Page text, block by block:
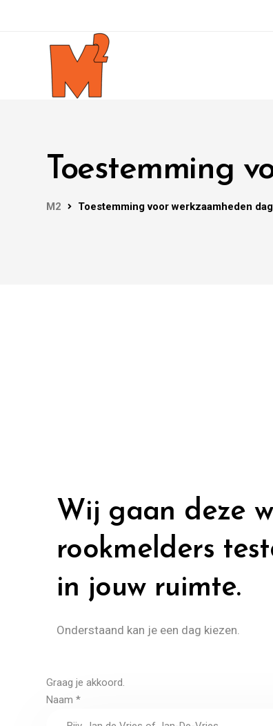
Toestemming
M2 Toestemming voor werkzaamheden
Wij gaan deze
rookmelders
in jouw ruimte.
Onderstaand kan je een dag kiezen.
Graag je akkoord.
Naam *